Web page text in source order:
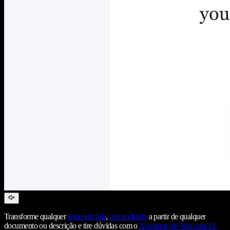
Transforme qualquertexto em fala,crie podcastsa partir de qualquer
documento ou descrição e tire dúvidas com oAssistente de Voz com IA